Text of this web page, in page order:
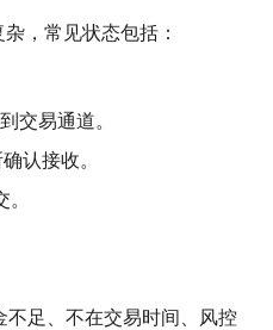
，常见状态包括：
交易通道。
认接收。
不足、不在交易时间、风控